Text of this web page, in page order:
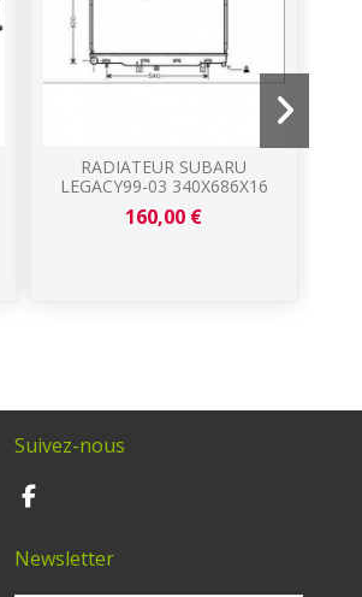
RADIATEUR SUBARU
LEGACY99-03 340X686X16
160,00 €
Suivez-nous
Newsletter